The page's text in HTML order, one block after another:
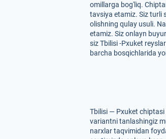
omillarga bog'liq.
tavsiya etamiz. Siz turli
olishning qulay usuli.
etamiz. Siz onlayn
siz Tbilisi -Pxuket
barcha bosqichlarida
Tbilisi — Pxuket
variantni tanlashingiz
narxlar taqvimidan